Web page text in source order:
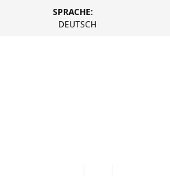
SPRACHE:
DEUTSCH